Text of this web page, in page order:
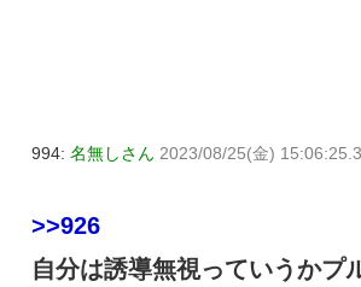
994: 名無しさん 2023/08/25(金)
>>926
自分は誘導無視っていうかプ